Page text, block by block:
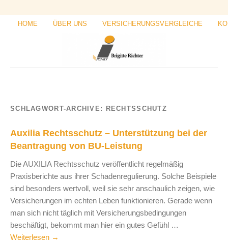
HOME ÜBER UNS VERSICHERUNGSVERGLEICHE
SCHLAGWORT-ARCHIVE: RECHTSSCHUTZ
Auxilia Rechtsschutz – Unterstützung bei der
Beantragung von BU-Leistung
Die AUXILIA Rechtsschutz veröffentlicht regelmäßig
Praxisberichte aus ihrer Schadenregulierung. Solche Beispiele
sind besonders wertvoll, weil sie sehr anschaulich zeigen, wie
Versicherungen im echten Leben funktionieren. Gerade wenn
man sich nicht täglich mit Versicherungsbedingungen
beschäftigt, bekommt man hier ein gutes Gefühl …
Weiterlesen →